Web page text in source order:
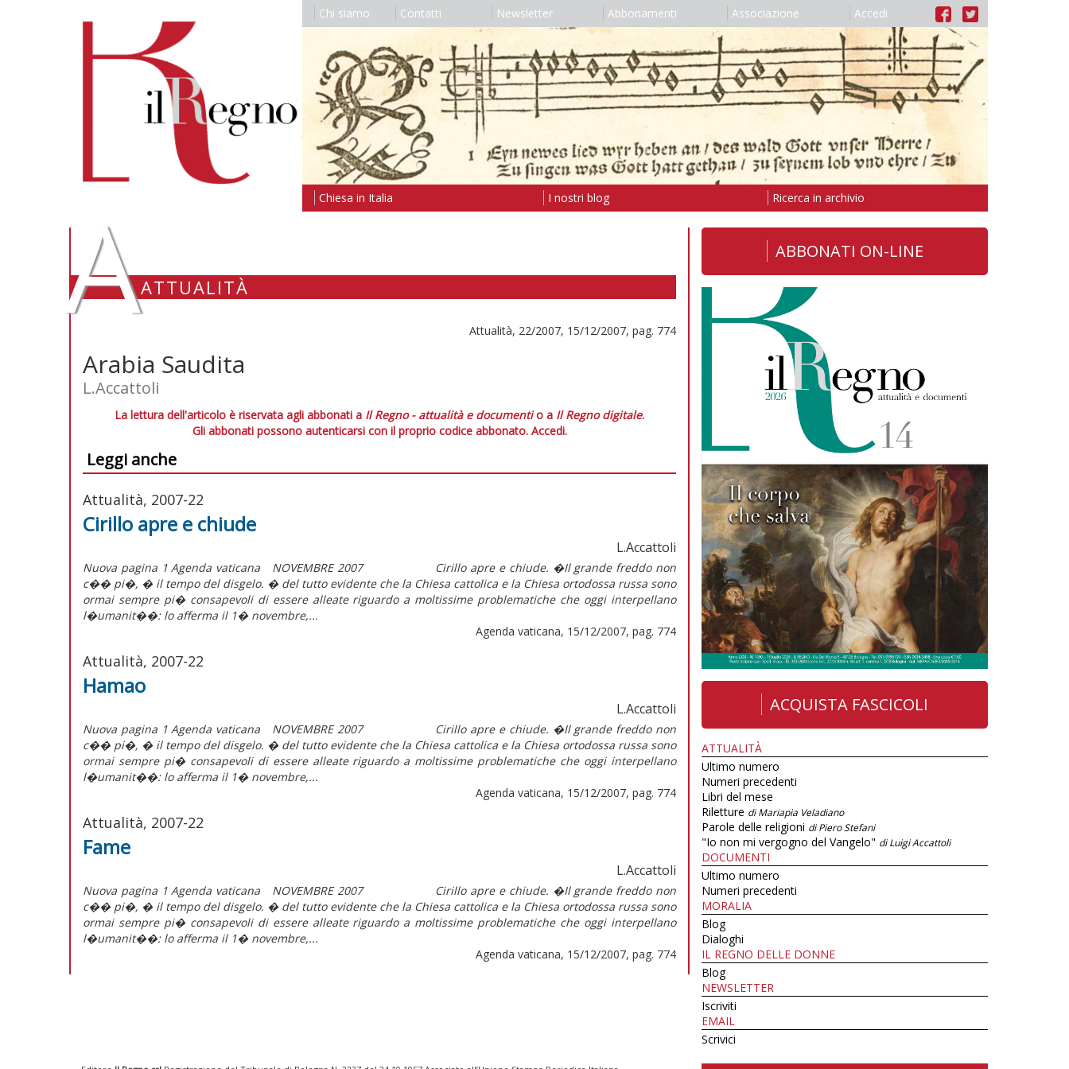
Chi siamo Contatti Newsletter Abbonamenti Associazione Accedi
Chiesa in Italia I nostri blog Ricerca in archivio
AATTUALITÀ
Attualità, 22/2007, 15/12/2007, pag. 774
Arabia Saudita
L.Accattoli
La lettura dell'articolo è riservata agli abbonati a Il Regno - attualità e documentio a Il Regno digitale.
Gli abbonati possono autenticarsi con il proprio codice abbonato. Accedi.
Leggi anche
Attualità, 2007-22
Cirillo apre e chiude
L.Accattoli
Nuova pagina 1 Agenda vaticana NOVEMBRE 2007 Cirillo apre e chiude. �Il grande freddo non
c�� pi�, � il tempo del disgelo. � del tutto evidente che la Chiesa cattolica e la Chiesa ortodossa russa sono
ormai sempre pi� consapevoli di essere alleate riguardo a moltissime problematiche che oggi interpellano
l�umanit��: lo afferma il 1� novembre,...
Agenda vaticana, 15/12/2007, pag. 774
Attualità, 2007-22
Hamao
L.Accattoli
Nuova pagina 1 Agenda vaticana NOVEMBRE 2007 Cirillo apre e chiude. �Il grande freddo non
c�� pi�, � il tempo del disgelo. � del tutto evidente che la Chiesa cattolica e la Chiesa ortodossa russa sono
ormai sempre pi� consapevoli di essere alleate riguardo a moltissime problematiche che oggi interpellano
l�umanit��: lo afferma il 1� novembre,...
Agenda vaticana, 15/12/2007, pag. 774
Attualità, 2007-22
Fame
L.Accattoli
Nuova pagina 1 Agenda vaticana NOVEMBRE 2007 Cirillo apre e chiude. �Il grande freddo non
c�� pi�, � il tempo del disgelo. � del tutto evidente che la Chiesa cattolica e la Chiesa ortodossa russa sono
ormai sempre pi� consapevoli di essere alleate riguardo a moltissime problematiche che oggi interpellano
l�umanit��: lo afferma il 1� novembre,...
Agenda vaticana, 15/12/2007, pag. 774
ABBONATI ON-LINE
ACQUISTA FASCICOLI
ATTUALITÀ
Ultimo numero
Numeri precedenti
Libri del mese
Riletture di Mariapia Veladiano
Parole delle religioni di Piero Stefani
"Io non mi vergogno del Vangelo" di Luigi Accattoli
DOCUMENTI
Ultimo numero
Numeri precedenti
MORALIA
Blog
Dialoghi
IL REGNO DELLE DONNE
Blog
NEWSLETTER
Iscriviti
EMAIL
Scrivici